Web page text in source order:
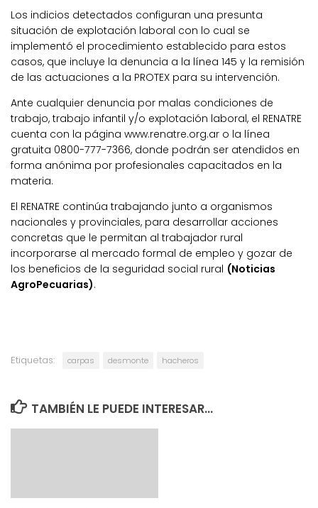
Los indicios detectados configuran una presunta
situación de explotación laboral con lo cual se
implementó el procedimiento establecido para estos
casos, que incluye la denuncia a la línea 145 y la remisión
de las actuaciones a la PROTEX para su intervención.
Ante cualquier denuncia por malas condiciones de
trabajo, trabajo infantil y/o explotación laboral, el RENATRE
cuenta con la página www.renatre.org.ar o la línea
gratuita 0800-777-7366, donde podrán ser atendidos en
forma anónima por profesionales capacitados en la
materia.
El RENATRE continúa trabajando junto a organismos
nacionales y provinciales, para desarrollar acciones
concretas que le permitan al trabajador rural
incorporarse al mercado formal de empleo y gozar de
los beneficios de la seguridad social rural (Noticias
AgroPecuarias).
Etiquetas: carpas desmonte hacheros
TAMBIÉN LE PUEDE INTERESAR...